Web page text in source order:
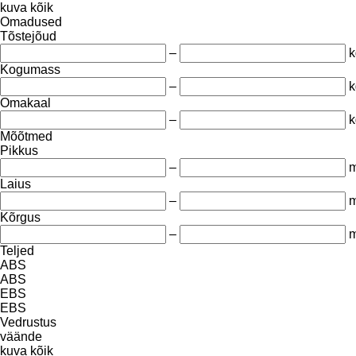
kuva kõik
Omadused
Tõstejõud
–
Kogumass
–
Omakaal
–
Mõõtmed
Pikkus
–
Laius
–
Kõrgus
–
Teljed
ABS
ABS
EBS
EBS
Vedrustus
väände
kuva kõik